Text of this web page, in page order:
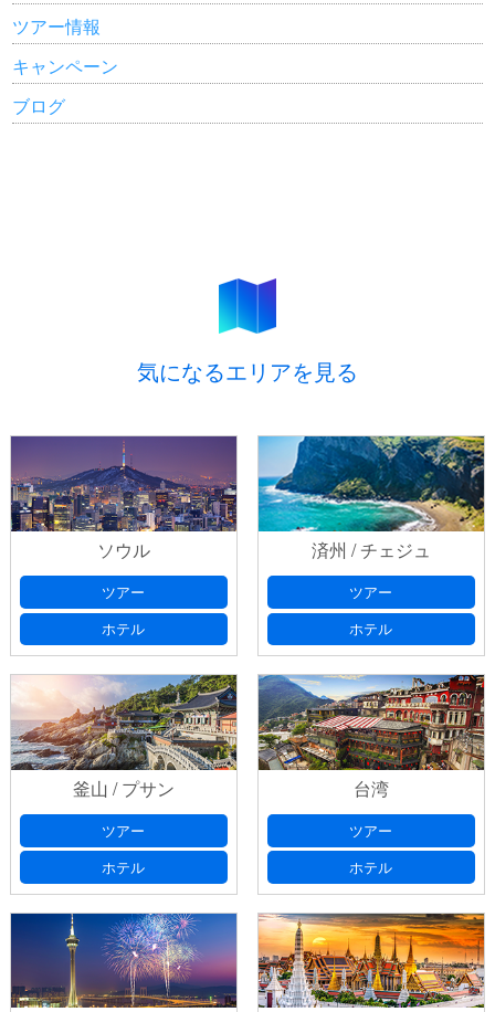
ツアー情報
キャンペーン
ブログ
気になるエリアを見る
ソウル
ツアー
ホテル
済州 / チェジュ
ツアー
ホテル
釜山 / プサン
ツアー
ホテル
台湾
ツアー
ホテル